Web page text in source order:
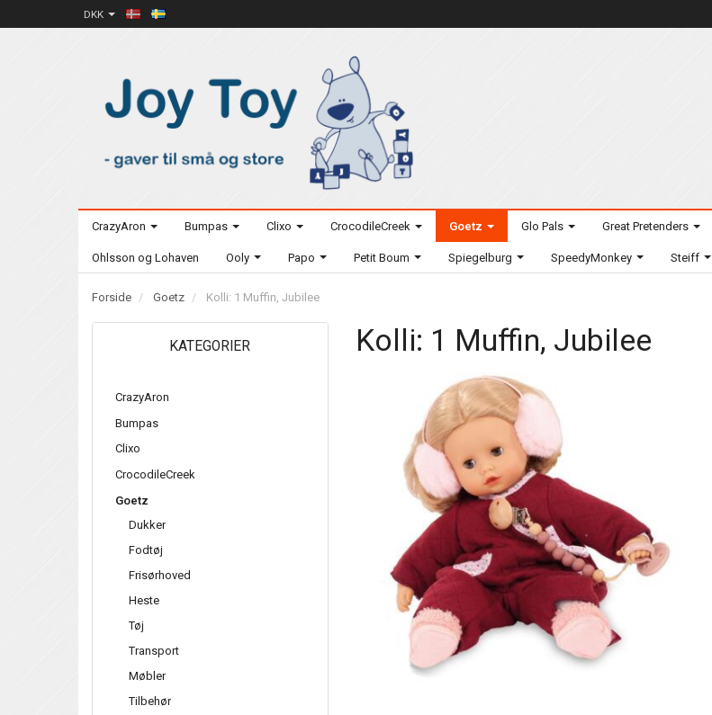
DKK
CrazyAron Bumpas Clixo CrocodileCreek Goetz Glo Pals Great Pretenders
Ohlsson og Lohaven Ooly Papo Petit Boum Spiegelburg SpeedyMonkey Steiff
Forside Goetz Kolli: 1 Muffin, Jubilee
KATEGORIER
CrazyAron
Bumpas
Clixo
CrocodileCreek
Goetz
Dukker
Fodtøj
Frisørhoved
Heste
Tøj
Transport
Møbler
Tilbehør
Kolli: 1 Muffin, Jubilee